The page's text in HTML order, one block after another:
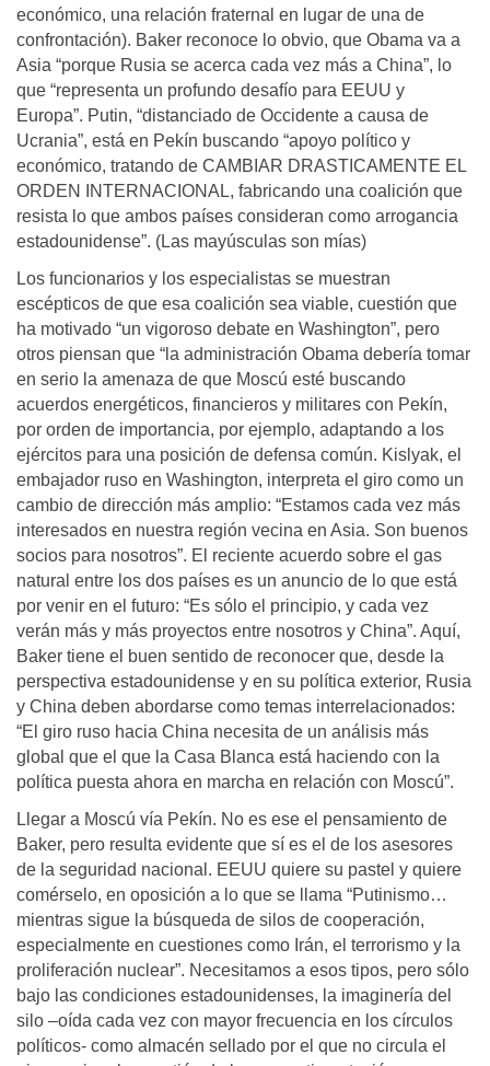
económico, una relación fraternal en lugar de una de
confrontación). Baker reconoce lo obvio, que Obama va a
Asia “porque Rusia se acerca cada vez más a China”, lo
que “representa un profundo desafío para EEUU y
Europa”. Putin, “distanciado de Occidente a causa de
Ucrania”, está en Pekín buscando “apoyo político y
económico, tratando de CAMBIAR DRASTICAMENTE EL
ORDEN INTERNACIONAL, fabricando una coalición que
resista lo que ambos países consideran como arrogancia
estadounidense”. (Las mayúsculas son mías)
Los funcionarios y los especialistas se muestran
escépticos de que esa coalición sea viable, cuestión que
ha motivado “un vigoroso debate en Washington”, pero
otros piensan que “la administración Obama debería tomar
en serio la amenaza de que Moscú esté buscando
acuerdos energéticos, financieros y militares con Pekín,
por orden de importancia, por ejemplo, adaptando a los
ejércitos para una posición de defensa común. Kislyak, el
embajador ruso en Washington, interpreta el giro como un
cambio de dirección más amplio: “Estamos cada vez más
interesados en nuestra región vecina en Asia. Son buenos
socios para nosotros”. El reciente acuerdo sobre el gas
natural entre los dos países es un anuncio de lo que está
por venir en el futuro: “Es sólo el principio, y cada vez
verán más y más proyectos entre nosotros y China”. Aquí,
Baker tiene el buen sentido de reconocer que, desde la
perspectiva estadounidense y en su política exterior, Rusia
y China deben abordarse como temas interrelacionados:
“El giro ruso hacia China necesita de un análisis más
global que el que la Casa Blanca está haciendo con la
política puesta ahora en marcha en relación con Moscú”.
Llegar a Moscú vía Pekín. No es ese el pensamiento de
Baker, pero resulta evidente que sí es el de los asesores
de la seguridad nacional. EEUU quiere su pastel y quiere
comérselo, en oposición a lo que se llama “Putinismo…
mientras sigue la búsqueda de silos de cooperación,
especialmente en cuestiones como Irán, el terrorismo y la
proliferación nuclear”. Necesitamos a esos tipos, pero sólo
bajo las condiciones estadounidenses, la imaginería del
silo –oída cada vez con mayor frecuencia en los círculos
políticos- como almacén sellado por el que no circula el